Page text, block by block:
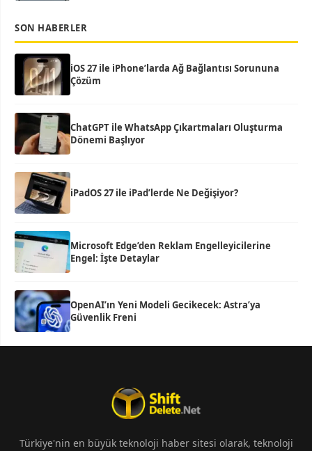
SON HABERLER
iOS 27 ile iPhone’larda Ağ Bağlantısı Sorununa
Çözüm
ChatGPT ile WhatsApp Çıkartmaları Oluşturma
Dönemi Başlıyor
iPadOS 27 ile iPad’lerde Ne Değişiyor?
Microsoft Edge’den Reklam Engelleyicilerine
Engel: İşte Detaylar
OpenAI’ın Yeni Modeli Gecikecek: Astra’ya
Güvenlik Freni
Türkiye'nin en büyük teknoloji haber sitesi olarak, teknoloji